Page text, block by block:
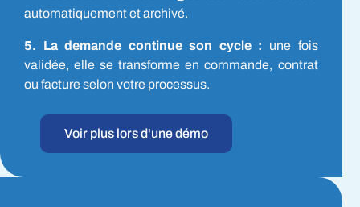
automatiquement et archivé.
5. La demande continue son cycle : une fois
validée, elle se transforme en commande, contrat
ou facture selon votre processus.
Voir plus lors d'une démo